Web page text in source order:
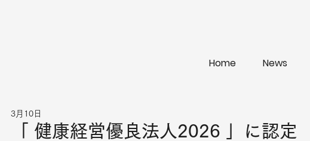
Home News
「 健康経営優良法人2026 」に認定
3月10日